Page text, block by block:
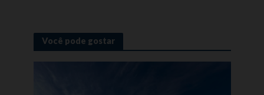
Você pode gostar